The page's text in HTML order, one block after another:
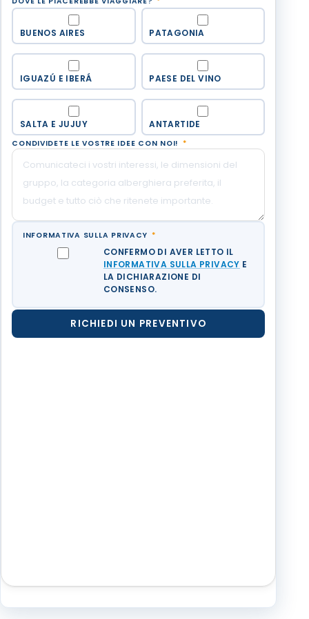
BUENOS AIRES PATAGONIA
IGUAZÚ E IBERÁ PAESE DEL VINO
SALTA E JUJUY ANTARTIDE
CONDIVIDETE LE VOSTRE IDEE CON NOI! *
INFORMATIVA SULLA PRIVACY *
CONFERMO DI AVER LETTO IL
INFORMATIVA SULLA PRIVACY E
LA DICHIARAZIONE DI
CONSENSO.
RICHIEDI UN PREVENTIVO